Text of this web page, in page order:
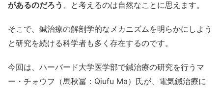
があるのだろう
、と考えるのは自然なことに思えます。
そこで、鍼治療の解剖学的なメカニズムを明らかにしよう
と研究を続ける科学者も多く存在するのです。
今回は、ハーバード大学医学部で鍼治療の研究を行うマ
ー・チォウフ（馬秋冨：Qiufu Ma）氏が、電気鍼治療に